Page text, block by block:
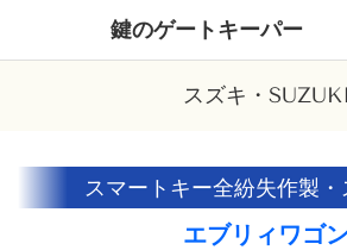
鍵のゲートキーパー
スズキ・SUZUKI
スマートキー全紛失作製
エブリィワゴン